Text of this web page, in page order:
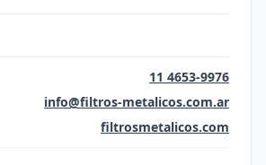
11 4653-9976
info@filtros-metalicos.com.ar
filtrosmetalicos.com